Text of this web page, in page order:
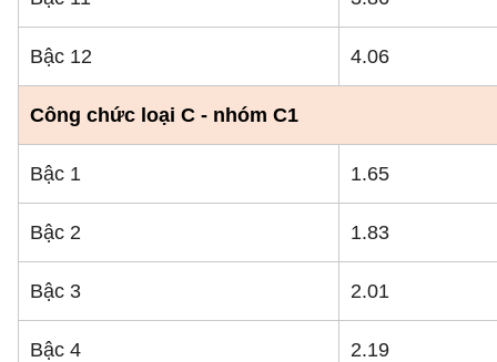
Bậc 12 4.06
Công chức loại C - nhóm C1
Bậc 1 1.65
Bậc 2 1.83
Bậc 3 2.01
Bậc 4 2.19